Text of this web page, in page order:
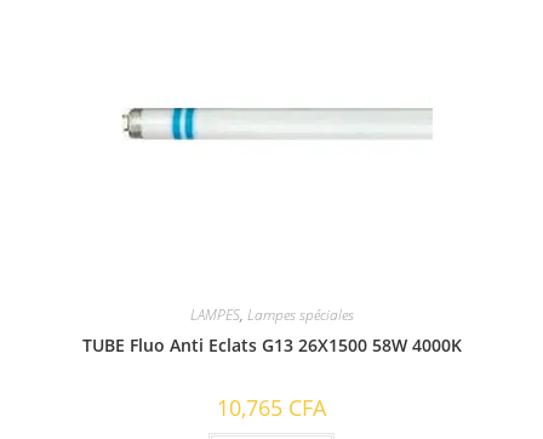
LAMPES, Lampes spéciales
TUBE Fluo Anti Eclats G13 26X1500 58W 4000K
10,765 CFA